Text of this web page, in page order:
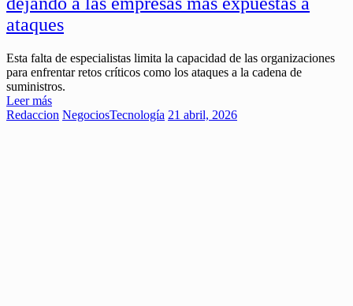
ataques
Esta falta de especialistas limita la capacidad de las organizaciones
para enfrentar retos críticos como los ataques a la cadena de
suministros.
Leer más
Redaccion NegociosTecnología 21 abril, 2026